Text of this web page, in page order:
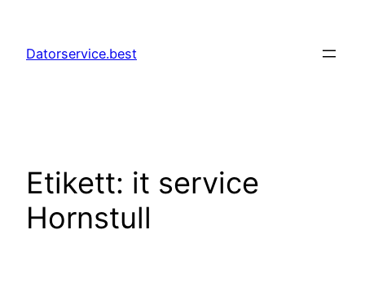
innehåll
Datorservice.best
Etikett: it service
Hornstull